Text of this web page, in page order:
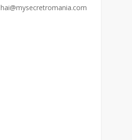
hai@mysecretromania.com